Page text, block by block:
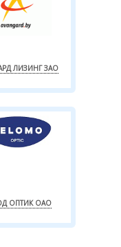
ЛИЗИНГ ЗАО
ОПТИК ОАО